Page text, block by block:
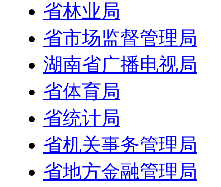
省林业局
省市场监督管理局
湖南省广播电视局
省体育局
省统计局
省机关事务管理局
省地方金融管理局